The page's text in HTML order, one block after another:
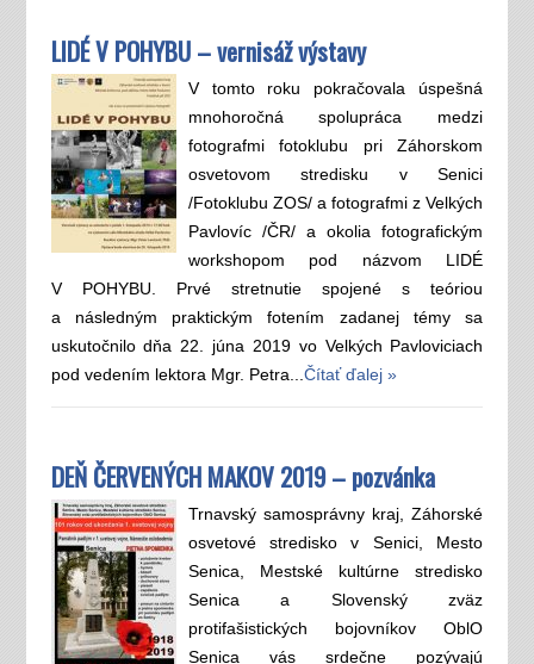
LIDÉ V POHYBU – vernisáž výstavy
V tomto roku pokračovala úspešná
mnohoročná spolupráca medzi
fotografmi fotoklubu pri Záhorskom
osvetovom stredisku v Senici
/Fotoklubu ZOS/ a fotografmi z Velkých
Pavlovíc /ČR/ a okolia fotografickým
workshopom pod názvom LIDÉ
V POHYBU. Prvé stretnutie spojené s teóriou
a následným praktickým fotením zadanej témy sa
uskutočnilo dňa 22. júna 2019 vo Velkých Pavloviciach
pod vedením lektora Mgr. Petra... Čítať ďalej »
DEŇ ČERVENÝCH MAKOV 2019 – pozvánka
Trnavský samosprávny kraj, Záhorské
osvetové stredisko v Senici, Mesto
Senica, Mestské kultúrne stredisko
Senica a Slovenský zväz
protifašistických bojovníkov OblO
Senica vás srdečne pozývajú